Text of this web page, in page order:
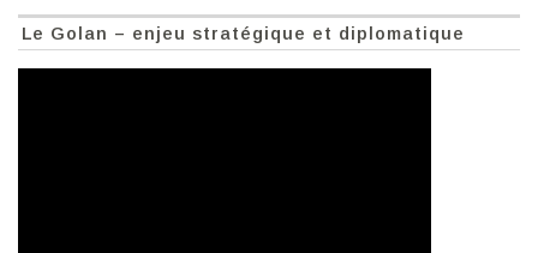
Le Golan – enjeu stratégique et diplomatique